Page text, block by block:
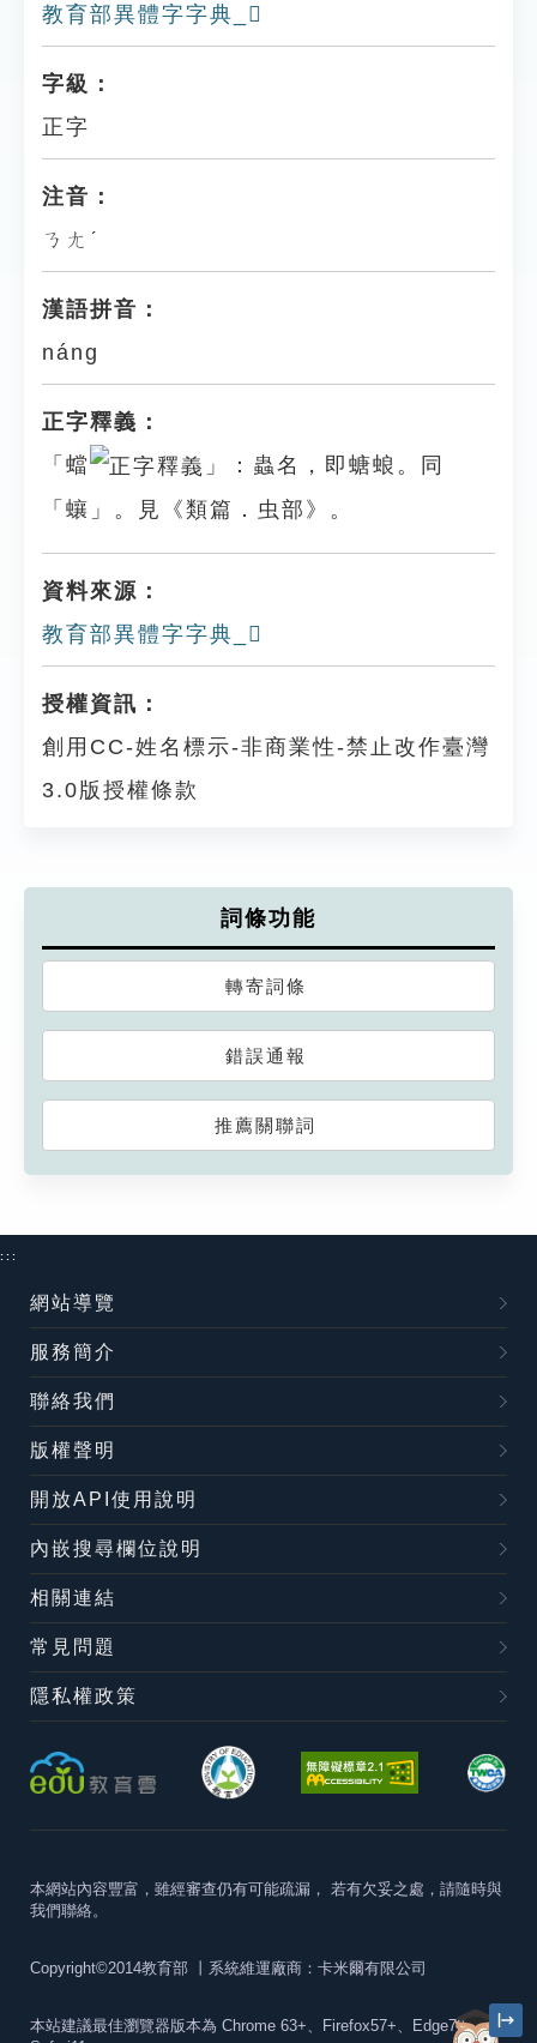
教育部異體字字典_𧖒
字級：
正字
注音：
ㄋㄤˊ
漢語拼音：
náng
正字釋義：
「蟷
」：蟲名，即螗蜋。同
「蠰」。見《類篇．虫部》。
資料來源：
教育部異體字字典_𧖒
授權資訊：
創用CC-姓名標示-非商業性-禁止改作臺灣
3.0版授權條款
詞條功能
轉寄詞條
錯誤通報
推薦關聯詞
:::
網站導覽
服務簡介
聯絡我們
版權聲明
開放API使用說明
內嵌搜尋欄位說明
相關連結
常見問題
隱私權政策
本網站內容豐富，雖經審查仍有可能疏漏， 若有欠妥之處，請隨時與
我們聯絡。
Copyright©2014教育部 丨系統維運廠商：卡米爾有限公司
本站建議最佳瀏覽器版本為 Chrome 63+、Firefox57+、Edge79+及